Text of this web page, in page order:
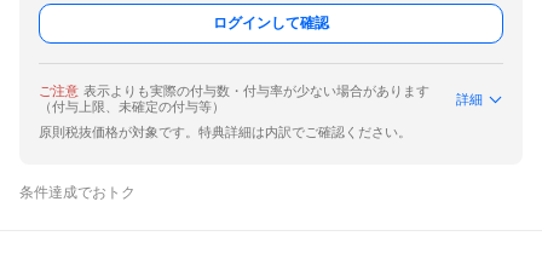
ログインして確認
ご注意 表示よりも実際の付与数・付与率が少ない場合があります
（付与上限、未確定の付与等）
詳細
原則税抜価格が対象です。特典詳細は内訳でご確認ください。
条件達成でおトク